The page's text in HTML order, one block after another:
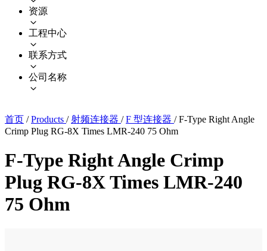
资源
工程中心
联系方式
公司名称
首页 / Products / 射频连接器 / F 型连接器 / F-Type Right Angle
Crimp Plug RG-8X Times LMR-240 75 Ohm
F-Type Right Angle Crimp
Plug RG-8X Times LMR-240
75 Ohm